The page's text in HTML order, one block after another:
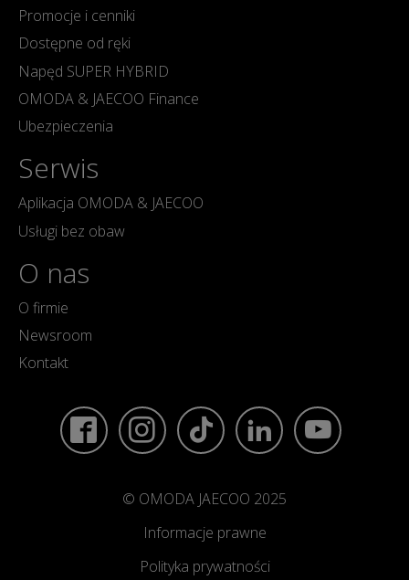
Promocje i cenniki
Dostępne od ręki
Napęd SUPER HYBRID
OMODA & JAECOO Finance
Ubezpieczenia
Serwis
Aplikacja OMODA & JAECOO
Usługi bez obaw
O nas
O firmie
Newsroom
Kontakt
© OMODA JAECOO 2025
Informacje prawne
Polityka prywatności